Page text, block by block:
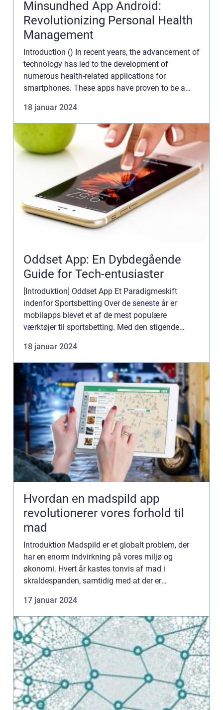
Minsundhed App Android:
Revolutionizing Personal Health
Management
Introduction () In recent years, the advancement of
technology has led to the development of
numerous health-related applications for
smartphones. These apps have proven to be a
well-being. One such ap...
18 januar 2024
Oddset App: En Dybdegående
Guide for Tech-entusiaster
[Introduktion] Oddset App Et Paradigmeskift
indenfor Sportsbetting Over de seneste år er
mobilapps blevet et af de mest populære
værktøjer til sportsbetting. Med den stigende
sportsbegivenheder er Oddse...
18 januar 2024
Hvordan en madspild app
revolutionerer vores forhold til
mad
Introduktion Madspild er et globalt problem, der
har en enorm indvirkning på vores miljø og
økonomi. Hvert år kastes tonvis af mad i
skraldespanden, samtidig med at der er
heldigvis er der løsninger på...
17 januar 2024